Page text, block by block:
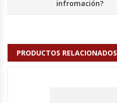
Exprimidor De Naranjas
Extractoras De Jugos
infromación?
PRODUCTOS RELACIONADOS